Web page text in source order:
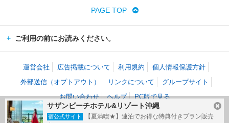
サザンビーチホテル&リゾート沖縄
宿公式サイト
【夏満喫★】連泊でお得な特典付きプラン販売
PAGE TOP
ご利用の前にお読みください。
運営会社 広告掲載について 利用規約
個人情報保護方針
外部送信（オプトアウト）
リンクについて
グループサイト
お問い合わせ
ヘルプ PC版で見る
(c) Kakaku.com, Inc. All Rights Reserved.